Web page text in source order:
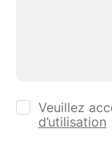
Veuillez
d’utilisation